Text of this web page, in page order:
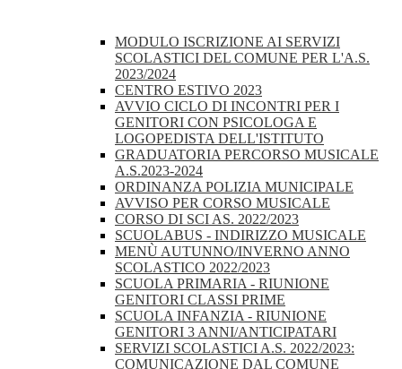
MODULO ISCRIZIONE AI SERVIZI
SCOLASTICI DEL COMUNE PER L'A.S.
2023/2024
CENTRO ESTIVO 2023
AVVIO CICLO DI INCONTRI PER I
GENITORI CON PSICOLOGA E
LOGOPEDISTA DELL'ISTITUTO
GRADUATORIA PERCORSO MUSICALE
A.S.2023-2024
ORDINANZA POLIZIA MUNICIPALE
AVVISO PER CORSO MUSICALE
CORSO DI SCI AS. 2022/2023
SCUOLABUS - INDIRIZZO MUSICALE
MENÙ AUTUNNO/INVERNO ANNO
SCOLASTICO 2022/2023
SCUOLA PRIMARIA - RIUNIONE
GENITORI CLASSI PRIME
SCUOLA INFANZIA - RIUNIONE
GENITORI 3 ANNI/ANTICIPATARI
SERVIZI SCOLASTICI A.S. 2022/2023:
COMUNICAZIONE DAL COMUNE